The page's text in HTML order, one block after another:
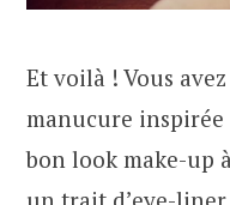
Et voilà ! Vous
manucure inspirée
bon look make-up